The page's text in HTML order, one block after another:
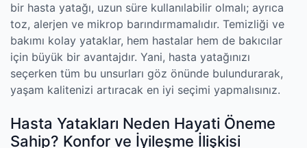
bir hasta yatağı, uzun süre kullanılabilir olmalı; ayrıca
toz, alerjen ve mikrop barındırmamalıdır. Temizliği ve
bakımı kolay yataklar, hem hastalar hem de bakıcılar
için büyük bir avantajdır. Yani, hasta yatağınızı
seçerken tüm bu unsurları göz önünde bulundurarak,
yaşam kalitenizi artıracak en iyi seçimi yapmalısınız.
Hasta Yatakları Neden Hayati Öneme
Sahip? Konfor ve İyileşme İlişkisi